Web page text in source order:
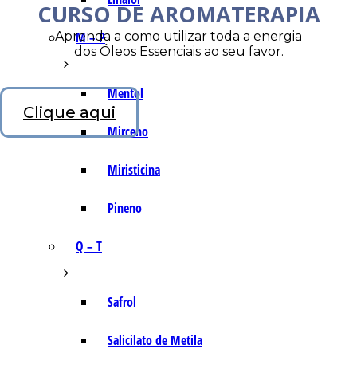
M – P
Mentol
Mirceno
Miristicina
Pineno
Q – T
Safrol
Salicilato de Metila
CURSO DE AROMATERAPIA
Aprenda a como utilizar toda a energia
dos Óleos Essenciais ao seu favor.
Clique aqui